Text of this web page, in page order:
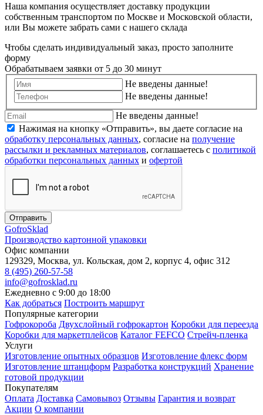
Наша компания осуществляет доставку продукции
собственным транспортом по Москве и Московской области,
или Вы можете забрать сами с нашего склада
Чтобы сделать индивидуальный заказ, просто заполните
форму
Обрабатываем заявки от 5 до 30 минут
Не введены данные!
Не введены данные!
Не введены данные!
Нажимая на кнопку «Отправить», вы даете согласие на
обработку персональных данных, согласие на получение
рассылки и рекламных материалов, соглашаетесь c политикой
обработки персональных данных и офертой
Отправить
GofroSklad
Производство картонной упаковки
Офис компании
129329, Москва, ул. Кольская, дом 2, корпус 4, офис 312
8 (495) 260-57-58
info@gofrosklad.ru
Ежедневно с 9:00 до 18:00
Как добраться Построить маршрут
Популярные категории
Гофрокороба Двухслойный гофрокартон Коробки для переезда
Коробки для маркетплейсов Каталог FEFCO Стрейч-пленка
Услуги
Изготовление опытных образцов Изготовление флекс форм
Изготовление штанцформ Разработка конструкций Хранение
готовой продукции
Покупателям
Оплата Доставка Самовывоз Отзывы Гарантия и возврат
Акции О компании